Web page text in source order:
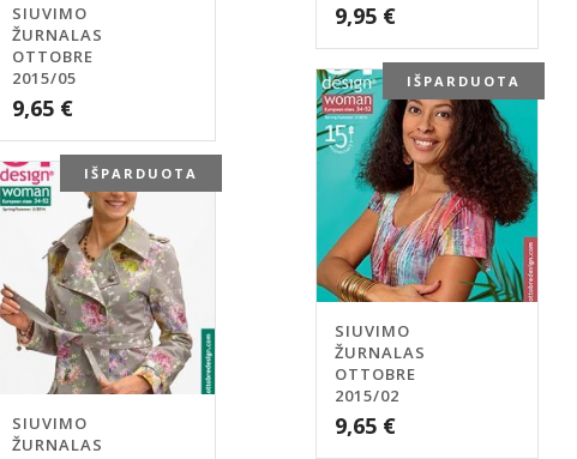
9,95 €
SIUVIMO
ŽURNALAS
OTTOBRE
2015/05
9,65 €
IŠPARDUOTA
SIUVIMO
ŽURNALAS
OTTOBRE
2015/02
9,65 €
IŠPARDUOTA
SIUVIMO
ŽURNALAS